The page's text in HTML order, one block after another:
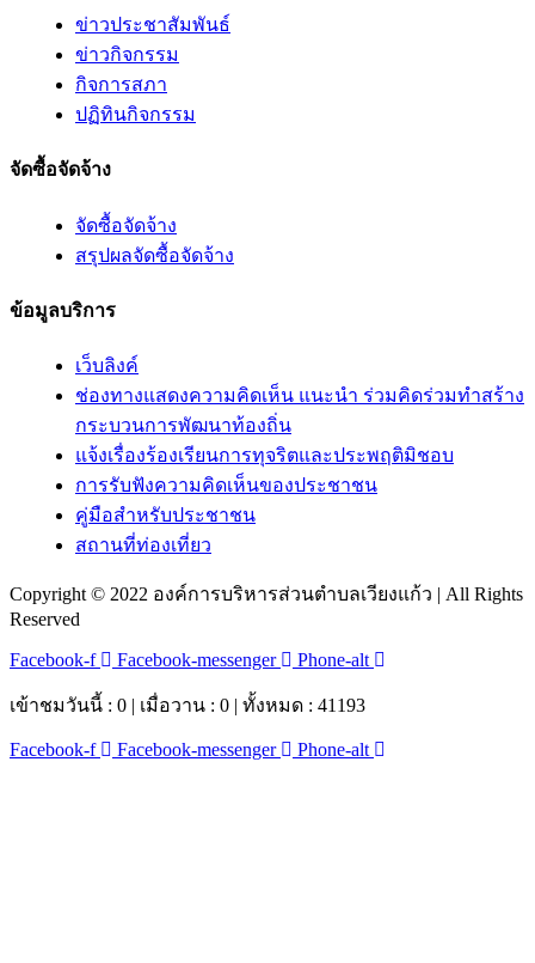
ข่าวประชาสัมพันธ์
ข่าวกิจกรรม
กิจการสภา
ปฏิทินกิจกรรม
จัดซื้อจัดจ้าง
จัดซื้อจัดจ้าง
สรุปผลจัดซื้อจัดจ้าง
ข้อมูลบริการ
เว็บลิงค์
ช่องทางแสดงความคิดเห็น แนะนำ ร่วมคิดร่วมทำสร้าง
กระบวนการพัฒนาท้องถิ่น
แจ้งเรื่องร้องเรียนการทุจริตและประพฤติมิชอบ
การรับฟังความคิดเห็นของประชาชน
คู่มือสำหรับประชาชน
สถานที่ท่องเที่ยว
Copyright © 2022 องค์การบริหารส่วนตำบลเวียงแก้ว | All Rights
Reserved
Facebook-f
Facebook-messenger Phone-alt
เข้าชมวันนี้ : 0 | เมื่อวาน : 0 | ทั้งหมด : 41193
Facebook-f Facebook-messenger Phone-alt